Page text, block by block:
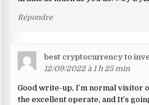
Répondre
best cryptocurrency to
12/09/2022 à 1 h 25 min
Good write-up, I’m normal visitor
the excellent operate, and It’s